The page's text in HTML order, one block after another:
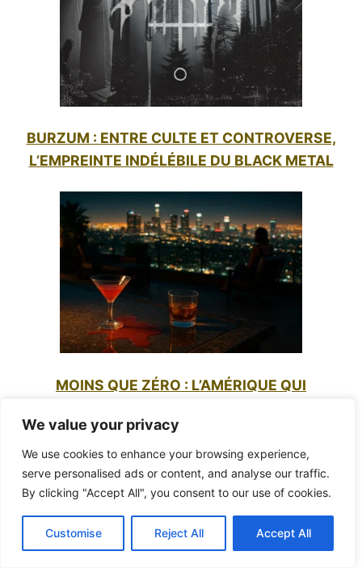
We value your privacy
We use cookies to enhance your browsing experience,
serve personalised ads or content, and analyse our traffic.
By clicking "Accept All", you consent to our use of cookies.
Customise Reject All Accept All
BURZUM : ENTRE CULTE ET CONTROVERSE,
L’EMPREINTE INDÉLÉBILE DU BLACK METAL
MOINS QUE ZÉRO : L’AMÉRIQUE QUI
LUXE